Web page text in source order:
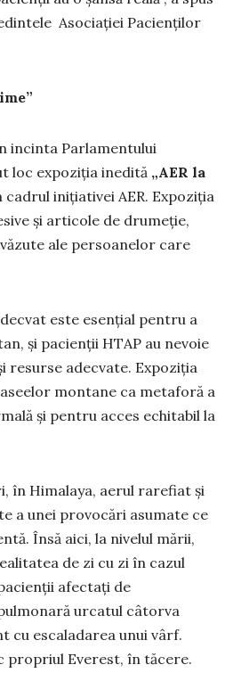
Asociației Pacienților
incinta Parlamentului
loc expoziția inedită „AER la
inițiativei AER. Expoziția
și articole de drumeție,
ale persoanelor care
este esențial pentru a
și pacienții HTAP au nevoie
resurse adecvate. Expoziția
montane ca metaforă a
și pentru acces echitabil la
în Himalaya, aerul rarefiat și
a unei provocări asumate ce
Însă aici, la nivelul mării,
de zi cu zi în cazul
afectați de
urcatul câtorva
cu escaladarea unui vârf.
propriul Everest, în tăcere.